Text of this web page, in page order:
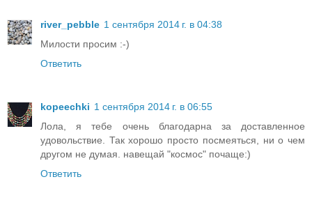
river_pebble 1 сентября 2014 г. в 04:38
Милости просим :-)
Ответить
kopeechki 1 сентября 2014 г. в 06:55
Лола, я тебе очень благодарна за доставленное
удовольствие. Так хорошо просто посмеяться, ни о чем
другом не думая. навещай "космос" почаще:)
Ответить